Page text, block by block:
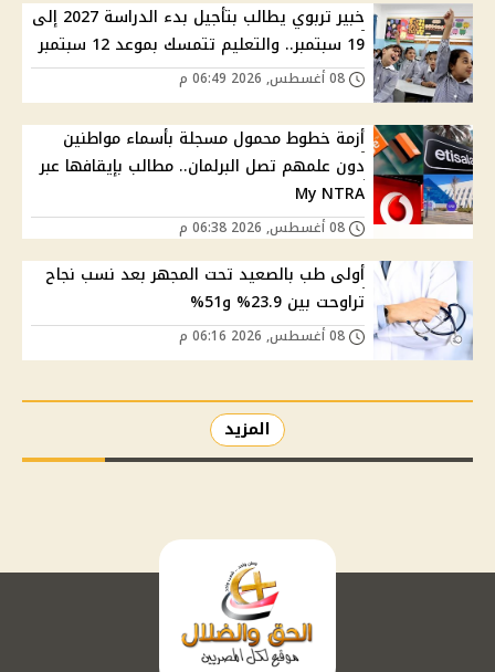
خبير تربوي يطالب بتأجيل بدء الدراسة 2027 إلى
19 سبتمبر.. والتعليم تتمسك بموعد 12 سبتمبر
أزمة خطوط محمول مسجلة بأسماء مواطنين
دون علمهم تصل البرلمان.. مطالب بإيقافها عبر
My NTRA
أولى طب بالصعيد تحت المجهر بعد نسب نجاح
تراوحت بين 23.9% و51%
المزيد